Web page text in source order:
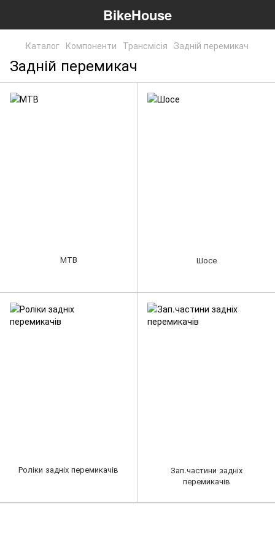
BikeHouse
Каталог Компоненти Трансмісія Задній перемикач
Задній перемикач
МТВ Шосе
Роліки задніх перемикачів
Зап.частини задніх
перемикачів